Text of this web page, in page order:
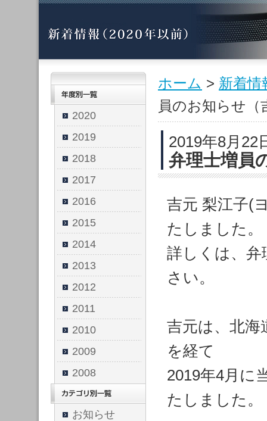
ホーム > 新着情
員のお知らせ（
2019年8月22
弁理士増員
吉元 梨江子(
たしました。
詳しくは、弁
さい。
吉元は、北海
を経て
2019年4月に
たしました。
2020
2019
2018
2017
2016
2015
2014
2013
2012
2011
2010
2009
2008
お知らせ